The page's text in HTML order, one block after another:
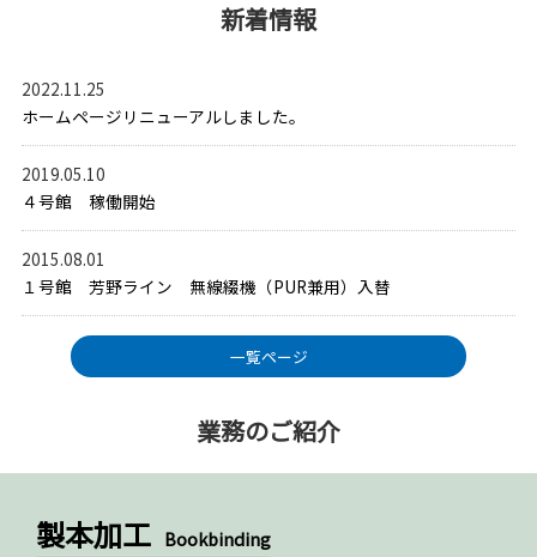
新着情報
2022.11.25
ホームページリニューアルしました。
2019.05.10
４号館 稼働開始
2015.08.01
１号館 芳野ライン 無線綴機（PUR兼用）入替
一覧ページ
業務のご紹介
製本加工 Bookbinding